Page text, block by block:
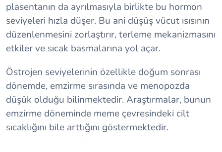
plasentanın da ayrılmasıyla birlikte bu hormon
seviyeleri hızla düşer. Bu ani düşüş vücut ısısının
düzenlenmesini zorlaştırır, terleme mekanizmasını
etkiler ve sıcak basmalarına yol açar.
Östrojen seviyelerinin özellikle doğum sonrası
dönemde, emzirme sırasında ve menopozda
düşük olduğu bilinmektedir. Araştırmalar, bunun
emzirme döneminde meme çevresindeki cilt
sıcaklığını bile arttığını göstermektedir.